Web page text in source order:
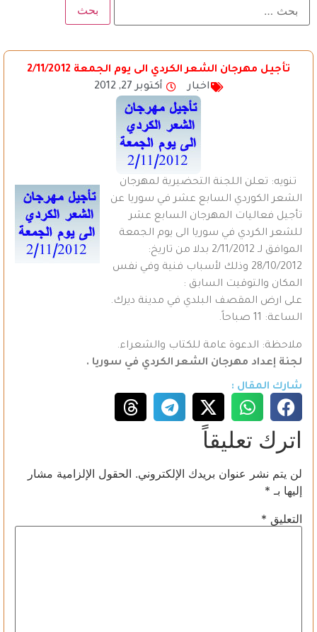
تأجيل مهرجان الشعر الكردي الى يوم الجمعة 2/11/2012
اخبار
أكتوبر 27, 2012
تنويه: تعلن اللجنة التحضيرية لمهرجان
الشعر الكوردي السابع عشر في سوريا عن
تأجيل فعاليات المهرجان السابع عشر
للشعر الكردي في سوريا الى يوم الجمعة
الموافق لـ 2/11/2012 بدلا من تاريخ:
28/10/2012 وذلك لأسباب فنية وفي نفس
المكان والتوقيت السابق :
على ارض المقصف البلدي في مدينة ديرك.
الساعة: 11 صباحاً.
ملاحظة: الدعوة عامة للكتاب والشعراء.
لجنة إعداد مهرجان الشعر الكردي في سوريا .
شارك المقال :
اترك تعليقاً
لن يتم نشر عنوان بريدك الإلكتروني. الحقول الإلزامية مشار
إليها بـ *
التعليق *